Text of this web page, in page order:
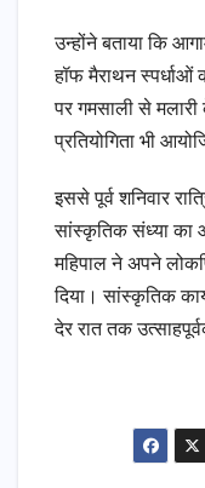
उन्होंने बताया कि
हॉफ मैराथन
पर गमसाली से
प्रतियोगिता भी
इससे पूर्व शनिवार
सांस्कृतिक संध्या का
महिपाल ने अपने
दिया। सांस्कृतिक
देर रात तक